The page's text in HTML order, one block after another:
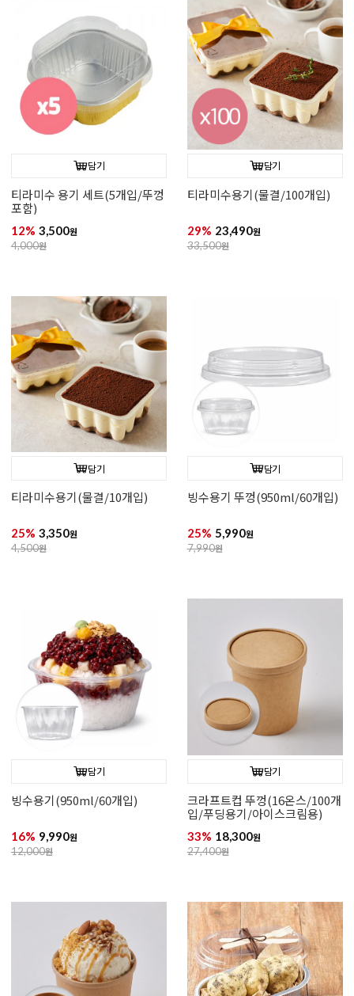
담기
티라미수 용기 세트(5개입/뚜껑
포함)
12% 3,500원
4,000원
담기
티라미수용기(물결/100개입)
29% 23,490원
33,500원
담기
티라미수용기(물결/10개입)
25% 3,350원
4,500원
담기
빙수용기 뚜껑(950ml/60개입)
25% 5,990원
7,990원
담기
빙수용기(950ml/60개입)
16% 9,990원
12,000원
담기
크라프트컵 뚜껑(16온스/100개
입/푸딩용기/아이스크림용)
33% 18,300원
27,400원